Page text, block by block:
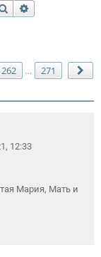
Поиск
262 … 271
12:33
Мария, Мать и